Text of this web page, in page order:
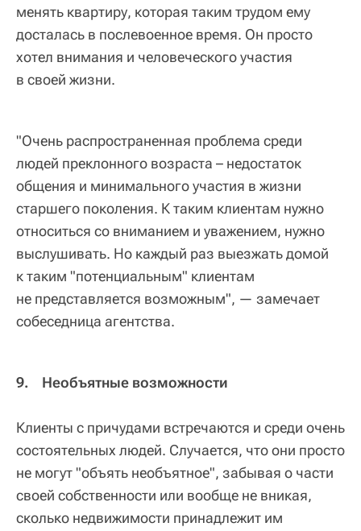
менять квартиру, которая таким трудом ему
досталась в послевоенное время. Он просто
хотел внимания и человеческого участия
в своей жизни.
"Очень распространенная проблема среди
людей преклонного возраста – недостаток
общения и минимального участия в жизни
старшего поколения. К таким клиентам нужно
относиться со вниманием и уважением, нужно
выслушивать. Но каждый раз выезжать домой
к таким "потенциальным" клиентам
не представляется возможным", — замечает
собеседница агентства.
9. Необъятные возможности
Клиенты с причудами встречаются и среди очень
состоятельных людей. Случается, что они просто
не могут "объять необъятное", забывая о части
своей собственности или вообще не вникая,
сколько недвижимости принадлежит им